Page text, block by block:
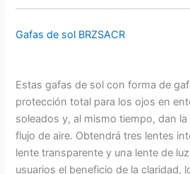
Gafas de sol BRZSACR
Estas gafas de sol con forma de
protección total para los ojos en
soleados y, al mismo tiempo, dan
flujo de aire. Obtendrá tres lentes
lente transparente y una lente de
usuarios el beneficio de la claridad,